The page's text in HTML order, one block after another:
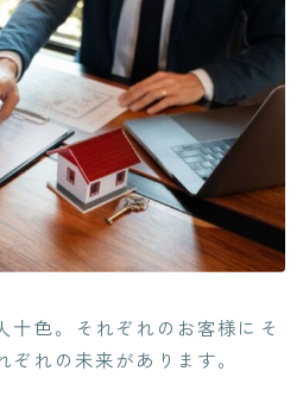
十色。それぞれのお客様にそ
れの未来があります。